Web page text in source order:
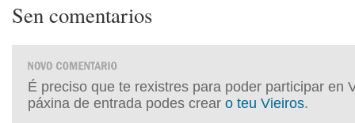
Sen comentarios
É preciso que te rexistres para poder participar en
páxina de entrada podes crear o teu Vieiros.